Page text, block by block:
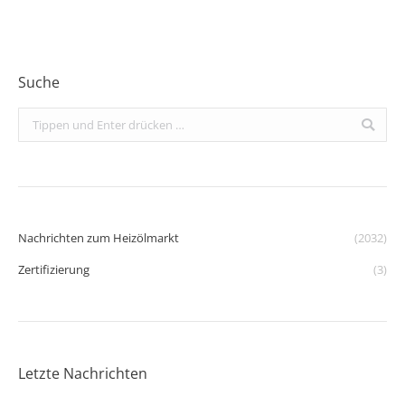
Suche
Search:
Nachrichten zum Heizölmarkt
(2032)
Zertifizierung
(3)
Letzte Nachrichten